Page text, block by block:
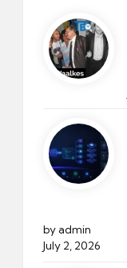
by admin
July 2, 2026